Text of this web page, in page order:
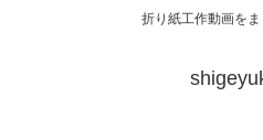
折り紙工作動画をま